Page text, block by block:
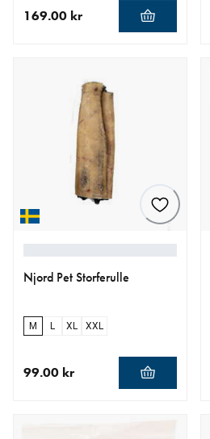
169.00 kr
Njord Pet Storferulle
M L XL XXL
99.00 kr